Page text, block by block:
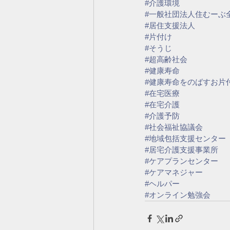
#介護環境
#一般社団法人住むーぶ
#居住支援法人
#片付け
#そうじ
#超高齢社会
#健康寿命
#健康寿命をのばすお片
#在宅医療
#在宅介護
#介護予防
#社会福祉協議会
#地域包括支援センター
#居宅介護支援事業所
#ケアプランセンター
#ケアマネジャー
#ヘルパー
#オンライン勉強会